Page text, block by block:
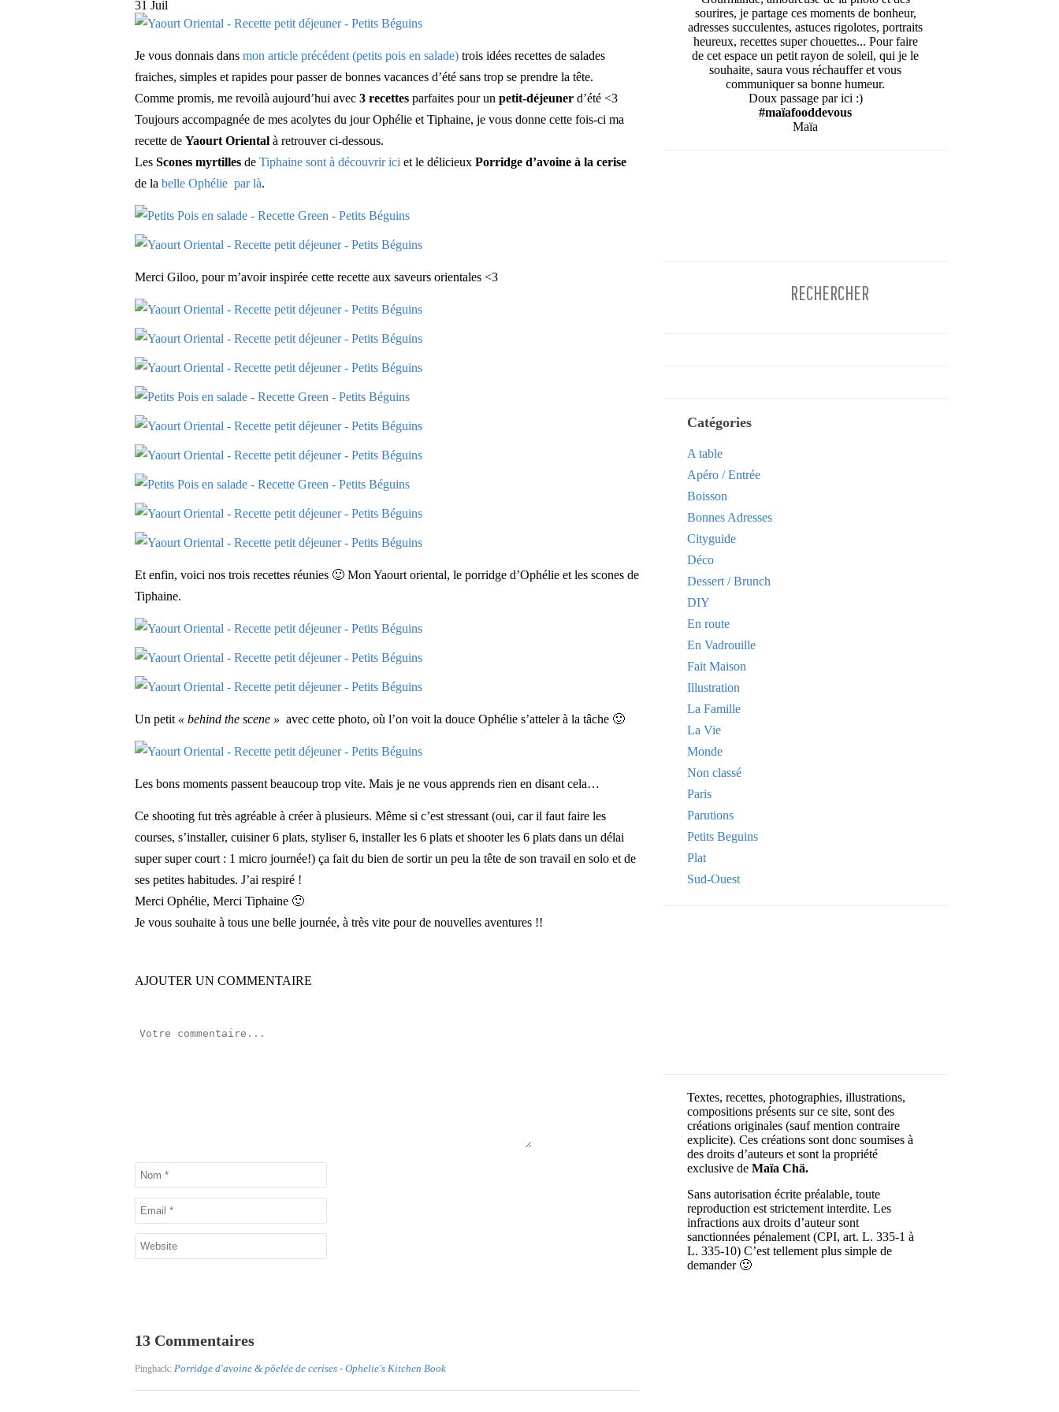
31 Juil
Je vous donnais dans mon article précédent (petits pois en salade) trois idées recettes de salades
fraiches, simples et rapides pour passer de bonnes vacances d’été sans trop se prendre la tête.
Comme promis, me revoilà aujourd’hui avec 3 recettes parfaites pour un petit-déjeuner d’été <3
Toujours accompagnée de mes acolytes du jour Ophélie et Tiphaine, je vous donne cette fois-ci ma
recette de Yaourt Oriental à retrouver ci-dessous.
Les Scones myrtilles de Tiphaine sont à découvrir ici et le délicieux Porridge d’avoine à la cerise
de la belle Ophélie par là.
Merci Giloo, pour m’avoir inspirée cette recette aux saveurs orientales <3
Et enfin, voici nos trois recettes réunies 🙂 Mon Yaourt oriental, le porridge d’Ophélie et les scones de
Tiphaine.
Un petit « behind the scene » avec cette photo, où l’on voit la douce Ophélie s’atteler à la tâche 🙂
Les bons moments passent beaucoup trop vite. Mais je ne vous apprends rien en disant cela…
Ce shooting fut très agréable à créer à plusieurs. Même si c’est stressant (oui, car il faut faire les
courses, s’installer, cuisiner 6 plats, styliser 6, installer les 6 plats et shooter les 6 plats dans un délai
super super court : 1 micro journée!) ça fait du bien de sortir un peu la tête de son travail en solo et de
ses petites habitudes. J’ai respiré !
Merci Ophélie, Merci Tiphaine 🙂
Je vous souhaite à tous une belle journée, à très vite pour de nouvelles aventures !!
AJOUTER UN COMMENTAIRE
13 Commentaires
Pingback: Porridge d'avoine & pôelée de cerises - Ophelie's Kitchen Book
sourires, je partage ces moments de bonheur,
adresses succulentes, astuces rigolotes, portraits
heureux, recettes super chouettes... Pour faire
de cet espace un petit rayon de soleil, qui je le
souhaite, saura vous réchauffer et vous
communiquer sa bonne humeur.
Doux passage par ici :)
#maïafooddevous
Maïa
Catégories
A table
Apéro / Entrée
Boisson
Bonnes Adresses
Cityguide
Déco
Dessert / Brunch
DIY
En route
En Vadrouille
Fait Maison
Illustration
La Famille
La Vie
Monde
Non classé
Paris
Parutions
Petits Beguins
Plat
Sud-Ouest
Textes, recettes, photographies, illustrations,
compositions présents sur ce site, sont des
créations originales (sauf mention contraire
explicite). Ces créations sont donc soumises à
des droits d’auteurs et sont la propriété
exclusive de Maïa Chä.
Sans autorisation écrite préalable, toute
reproduction est strictement interdite. Les
infractions aux droits d’auteur sont
sanctionnées pénalement (CPI, art. L. 335-1 à
L. 335-10) C’est tellement plus simple de
demander 🙂